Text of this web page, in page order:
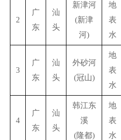
2
广
东
汕
头
新津河
(新津
河)
地
表
水
3
广
东
汕
头
外砂河
(冠山)
地
表
水
4
广
东
汕
头
韩江东
溪
(隆都)
地
表
水